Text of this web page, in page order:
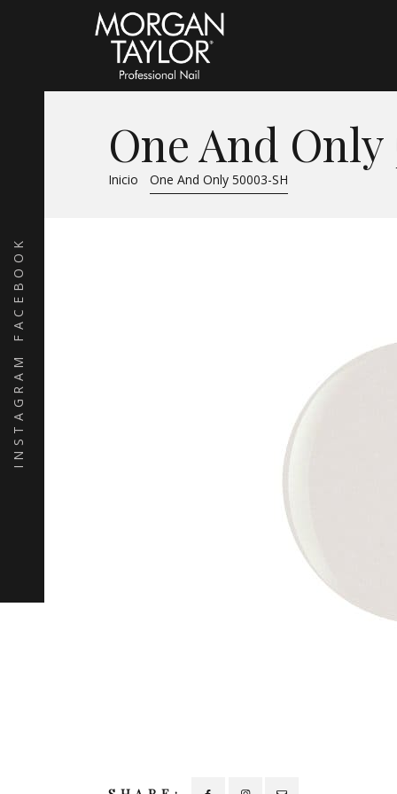
FACEBOOK
INSTAGRAM
One And
Inicio One And Only 50003-SH